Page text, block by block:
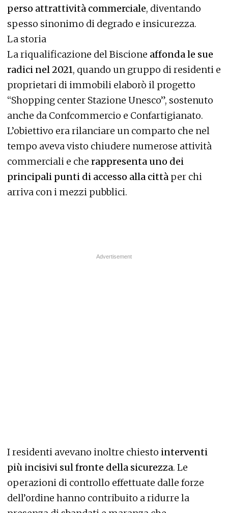
perso attrattività commerciale, diventando
spesso sinonimo di degrado e insicurezza.
La storia
La riqualificazione del Biscione affonda le sue
radici nel 2021, quando un gruppo di residenti e
proprietari di immobili elaborò il progetto
“Shopping center Stazione Unesco”, sostenuto
anche da Confcommercio e Confartigianato.
L’obiettivo era rilanciare un comparto che nel
tempo aveva visto chiudere numerose attività
commerciali e che rappresenta uno dei
principali punti di accesso alla città per chi
arriva con i mezzi pubblici.
I residenti avevano inoltre chiesto interventi
più incisivi sul fronte della sicurezza. Le
operazioni di controllo effettuate dalle forze
dell’ordine hanno contribuito a ridurre la